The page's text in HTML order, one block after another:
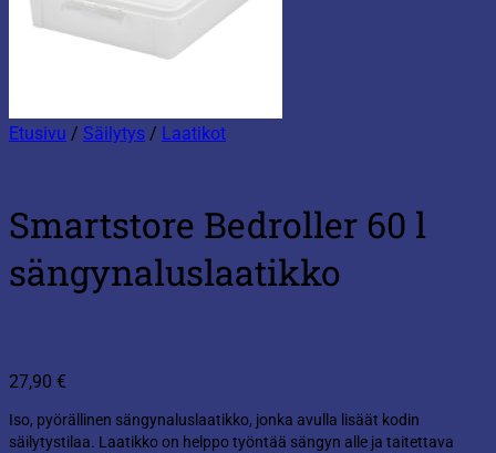
Etusivu / Säilytys / Laatikot
Smartstore Bedroller 60 l
sängynaluslaatikko
27,90 €
Iso, pyörällinen sängynaluslaatikko, jonka avulla lisäät kodin
säilytystilaa. Laatikko on helppo työntää sängyn alle ja taitettava